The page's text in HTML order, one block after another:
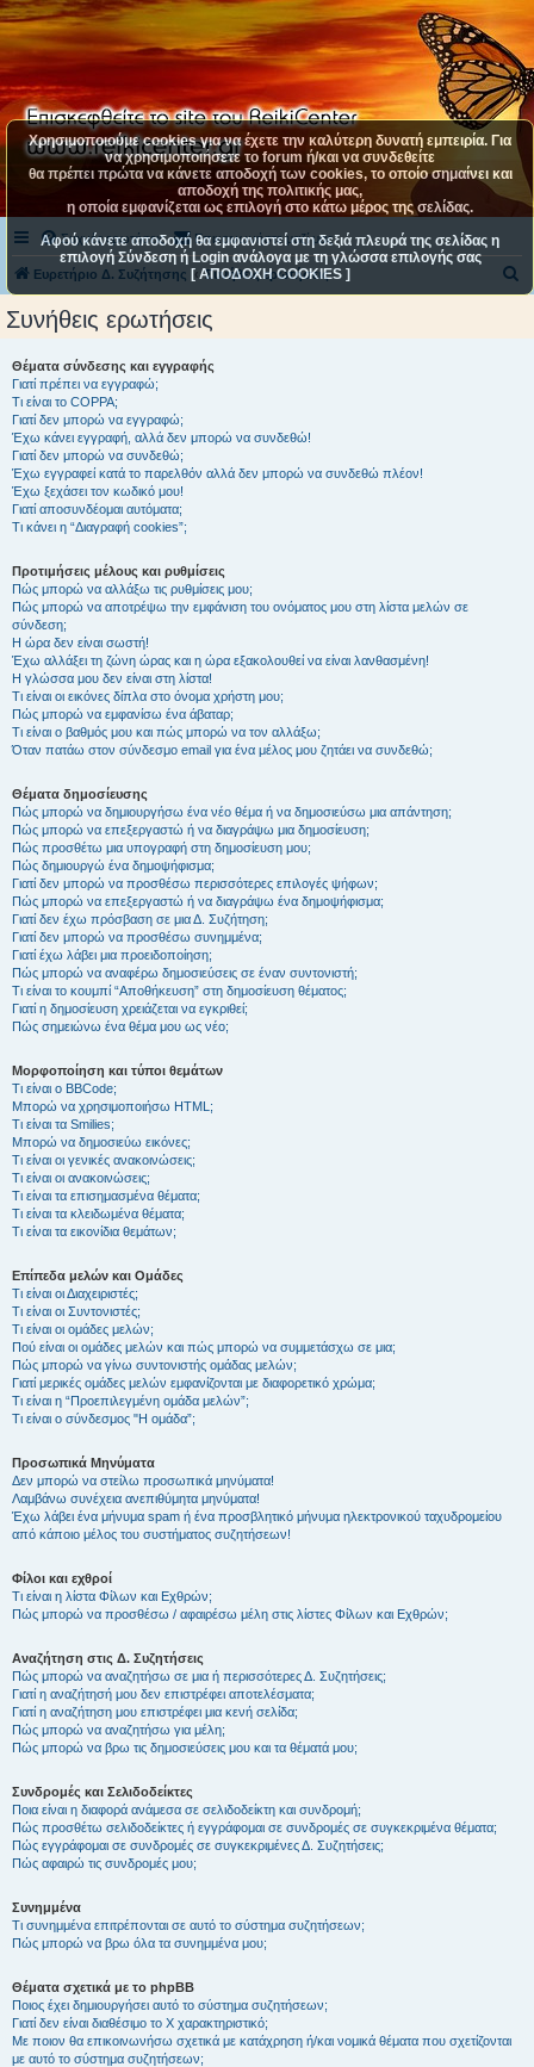
Συχνές ερωτήσεις Επικοινωνήστε μαζί μας
Ευρετήριο Δ. Συζήτησης Συνήθεις ερωτήσεις
Συνήθεις ερωτήσεις
Θέματα σύνδεσης και εγγραφής
Γιατί πρέπει να εγγραφώ;
Τι είναι το COPPA;
Γιατί δεν μπορώ να εγγραφώ;
Έχω κάνει εγγραφή, αλλά δεν μπορώ να συνδεθώ!
Γιατί δεν μπορώ να συνδεθώ;
Έχω εγγραφεί κατά το παρελθόν αλλά δεν μπορώ να συνδεθώ πλέον!
Έχω ξεχάσει τον κωδικό μου!
Γιατί αποσυνδέομαι αυτόματα;
Τι κάνει η “Διαγραφή cookies”;
Προτιμήσεις μέλους και ρυθμίσεις
Πώς μπορώ να αλλάξω τις ρυθμίσεις μου;
Πώς μπορώ να αποτρέψω την εμφάνιση του ονόματος μου στη λίστα μελών σε
σύνδεση;
Η ώρα δεν είναι σωστή!
Έχω αλλάξει τη ζώνη ώρας και η ώρα εξακολουθεί να είναι λανθασμένη!
Η γλώσσα μου δεν είναι στη λίστα!
Τι είναι οι εικόνες δίπλα στο όνομα χρήστη μου;
Πώς μπορώ να εμφανίσω ένα άβαταρ;
Τι είναι ο βαθμός μου και πώς μπορώ να τον αλλάξω;
Όταν πατάω στον σύνδεσμο email για ένα μέλος μου ζητάει να συνδεθώ;
Θέματα δημοσίευσης
Πώς μπορώ να δημιουργήσω ένα νέο θέμα ή να δημοσιεύσω μια απάντηση;
Πώς μπορώ να επεξεργαστώ ή να διαγράψω μια δημοσίευση;
Πώς προσθέτω μια υπογραφή στη δημοσίευση μου;
Πώς δημιουργώ ένα δημοψήφισμα;
Γιατί δεν μπορώ να προσθέσω περισσότερες επιλογές ψήφων;
Πώς μπορώ να επεξεργαστώ ή να διαγράψω ένα δημοψήφισμα;
Γιατί δεν έχω πρόσβαση σε μια Δ. Συζήτηση;
Γιατί δεν μπορώ να προσθέσω συνημμένα;
Γιατί έχω λάβει μια προειδοποίηση;
Πώς μπορώ να αναφέρω δημοσιεύσεις σε έναν συντονιστή;
Τι είναι το κουμπί “Αποθήκευση” στη δημοσίευση θέματος;
Γιατί η δημοσίευση χρειάζεται να εγκριθεί;
Πώς σημειώνω ένα θέμα μου ως νέο;
Μορφοποίηση και τύποι θεμάτων
Τι είναι ο BBCode;
Μπορώ να χρησιμοποιήσω HTML;
Τι είναι τα Smilies;
Μπορώ να δημοσιεύω εικόνες;
Τι είναι οι γενικές ανακοινώσεις;
Τι είναι οι ανακοινώσεις;
Τι είναι τα επισημασμένα θέματα;
Τι είναι τα κλειδωμένα θέματα;
Τι είναι τα εικονίδια θεμάτων;
Επίπεδα μελών και Ομάδες
Τι είναι οι Διαχειριστές;
Τι είναι οι Συντονιστές;
Τι είναι οι ομάδες μελών;
Πού είναι οι ομάδες μελών και πώς μπορώ να συμμετάσχω σε μια;
Πώς μπορώ να γίνω συντονιστής ομάδας μελών;
Γιατί μερικές ομάδες μελών εμφανίζονται με διαφορετικό χρώμα;
Τι είναι η “Προεπιλεγμένη ομάδα μελών”;
Τι είναι ο σύνδεσμος "Η ομάδα”;
Προσωπικά Μηνύματα
Δεν μπορώ να στείλω προσωπικά μηνύματα!
Λαμβάνω συνέχεια ανεπιθύμητα μηνύματα!
Έχω λάβει ένα μήνυμα spam ή ένα προσβλητικό μήνυμα ηλεκτρονικού ταχυδρομείου
από κάποιο μέλος του συστήματος συζητήσεων!
Φίλοι και εχθροί
Τι είναι η λίστα Φίλων και Εχθρών;
Πώς μπορώ να προσθέσω / αφαιρέσω μέλη στις λίστες Φίλων και Εχθρών;
Αναζήτηση στις Δ. Συζητήσεις
Πώς μπορώ να αναζητήσω σε μια ή περισσότερες Δ. Συζητήσεις;
Γιατί η αναζήτησή μου δεν επιστρέφει αποτελέσματα;
Γιατί η αναζήτηση μου επιστρέφει μια κενή σελίδα;
Πώς μπορώ να αναζητήσω για μέλη;
Πώς μπορώ να βρω τις δημοσιεύσεις μου και τα θέματά μου;
Συνδρομές και Σελιδοδείκτες
Ποια είναι η διαφορά ανάμεσα σε σελιδοδείκτη και συνδρομή;
Πώς προσθέτω σελιδοδείκτες ή εγγράφομαι σε συνδρομές σε συγκεκριμένα θέματα;
Πώς εγγράφομαι σε συνδρομές σε συγκεκριμένες Δ. Συζητήσεις;
Πώς αφαιρώ τις συνδρομές μου;
Συνημμένα
Τι συνημμένα επιτρέπονται σε αυτό το σύστημα συζητήσεων;
Πώς μπορώ να βρω όλα τα συνημμένα μου;
Θέματα σχετικά με το phpBB
Ποιος έχει δημιουργήσει αυτό το σύστημα συζητήσεων;
Γιατί δεν είναι διαθέσιμο το Χ χαρακτηριστικό;
Με ποιον θα επικοινωνήσω σχετικά με κατάχρηση ή/και νομικά θέματα που σχετίζονται
με αυτό το σύστημα συζητήσεων;
Χρησιμοποιούμε cookies για να έχετε την καλύτερη δυνατή εμπειρία. Για
να χρησιμοποιήσετε το forum ή/και να συνδεθείτε
θα πρέπει πρώτα να κάνετε αποδοχή των cookies, το οποίο σημαίνει και
αποδοχή της πολιτικής μας,
η οποία εμφανίζεται ως επιλογή στο κάτω μέρος της σελίδας.
Αφού κάνετε αποδοχή θα εμφανιστεί στη δεξιά πλευρά της σελίδας η
επιλογή Σύνδεση ή Login ανάλογα με τη γλώσσα επιλογής σας
[ ΑΠΟΔΟΧΗ COOKIES ]